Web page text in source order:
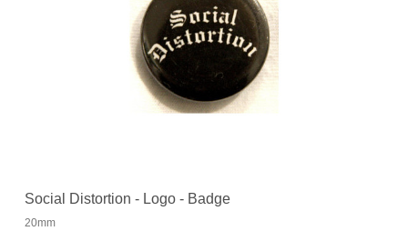
Social Distortion - Logo - Badge
20mm